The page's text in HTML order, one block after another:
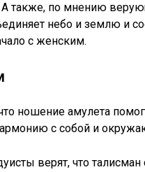
А также, по мнению
небо и землю и
с женским.
ношение амулета
с собой и
верят, что талисман